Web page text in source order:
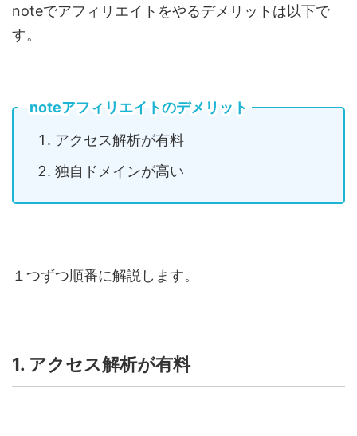
noteでアフィリエイトをやるデメリットは以下で
す。
noteアフィリエイトのデメリット
アクセス解析が有料
独自ドメインが高い
１つずつ順番に解説します。
1. アクセス解析が有料